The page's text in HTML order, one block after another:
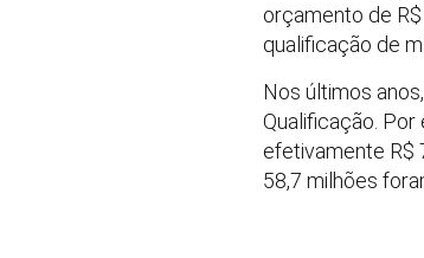
orçamento de
qualificação de
Nos últimos
Qualificação. Por
efetivamente R$
58,7 milhões